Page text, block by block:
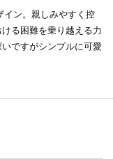
ン。親しみやすく控
る困難を乗り越える力
ですがシンプルに可愛